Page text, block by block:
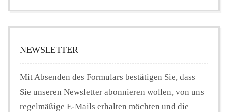
NEWSLETTER
Mit Absenden des Formulars bestätigen Sie, dass
Sie unseren Newsletter abonnieren wollen, von uns
regelmäßige E-Mails erhalten möchten und die